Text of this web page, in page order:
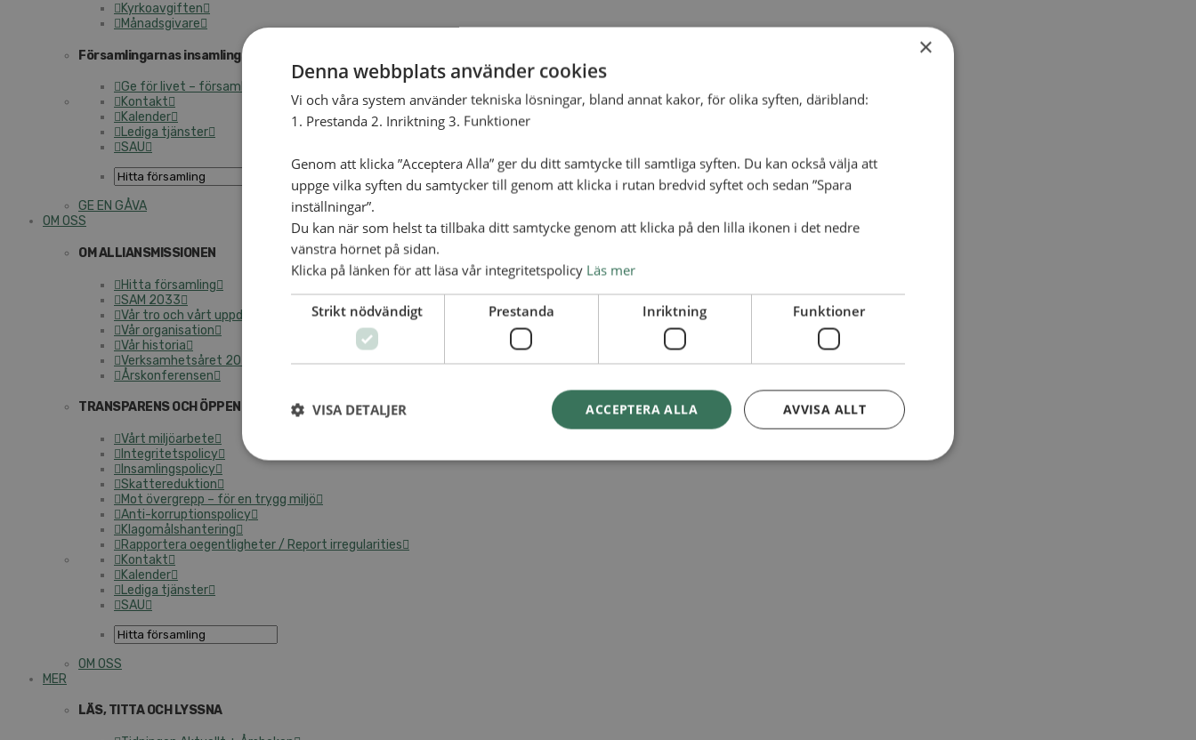
Kyrkoavgiften
Månadsgivare
Församlingarnas insamlingsarbete
Ge för livet – församlingens insamling
Kontakt
Kalender
Lediga tjänster
SAU
GE EN GÅVA
OM OSS
OM ALLIANSMISSIONEN
Hitta församling
SAM 2033
Vår tro och vårt uppdrag
Vår organisation
Vår historia
Verksamhetsåret 2025
Årskonferensen
TRANSPARENS OCH ÖPPENHET
Vårt miljöarbete
Integritetspolicy
Insamlingspolicy
Skattereduktion
Mot övergrepp – för en trygg miljö
Anti-korruptionspolicy
Klagomålshantering
Rapportera oegentligheter / Report irregularities
Kontakt
Kalender
Lediga tjänster
SAU
OM OSS
MER
LÄS, TITTA OCH LYSSNA
×
Denna webbplats använder cookies
Vi och våra system använder tekniska lösningar, bland annat kakor, för olika syften, däribland:
1. Prestanda 2. Inriktning 3. Funktioner
Genom att klicka ”Acceptera Alla” ger du ditt samtycke till samtliga syften. Du kan också välja att
uppge vilka syften du samtycker till genom att klicka i rutan bredvid syftet och sedan ”Spara
inställningar”.
Du kan när som helst ta tillbaka ditt samtycke genom att klicka på den lilla ikonen i det nedre
vänstra hörnet på sidan.
Klicka på länken för att läsa vår integritetspolicy Läs mer
Strikt nödvändigt Prestanda Inriktning Funktioner
ACCEPTERA ALLA AVVISA ALLT
VISA DETALJER